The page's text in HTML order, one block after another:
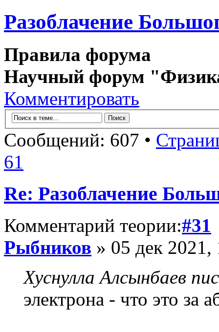
Разоблачение
Правила форума
Научный форум
Комментировать
Сообщений: 607 •
61
Re: Разоблачение
Комментарий теории:#31
Рыбников » 05 дек 2021,
Хуснулла Алсынбаев
электрона - что это за